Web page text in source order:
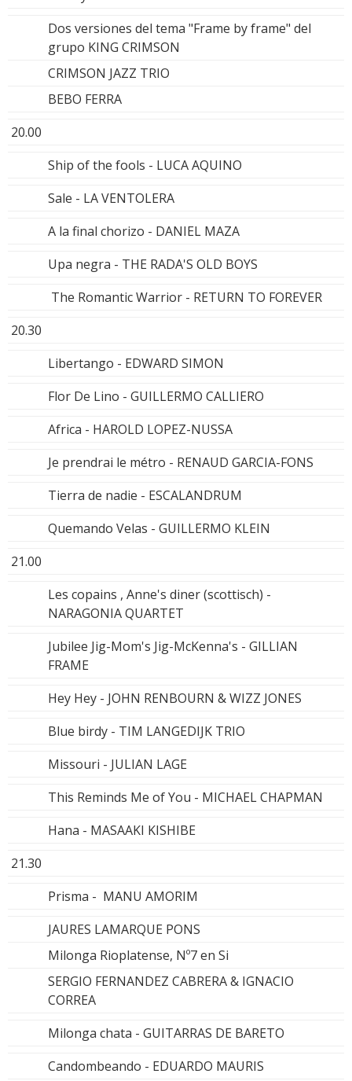
Dos versiones del tema "Frame by frame" del
grupo KING CRIMSON
CRIMSON JAZZ TRIO
BEBO FERRA
20.00
Ship of the fools - LUCA AQUINO
Sale - LA VENTOLERA
A la final chorizo - DANIEL MAZA
Upa negra - THE RADA'S OLD BOYS
The Romantic Warrior - RETURN TO FOREVER
20.30
Libertango - EDWARD SIMON
Flor De Lino - GUILLERMO CALLIERO
Africa - HAROLD LOPEZ-NUSSA
Je prendrai le métro - RENAUD GARCIA-FONS
Tierra de nadie - ESCALANDRUM
Quemando Velas - GUILLERMO KLEIN
21.00
Les copains , Anne's diner (scottisch) -
NARAGONIA QUARTET
Jubilee Jig-Mom's Jig-McKenna's - GILLIAN
FRAME
Hey Hey - JOHN RENBOURN & WIZZ JONES
Blue birdy - TIM LANGEDIJK TRIO
Missouri - JULIAN LAGE
This Reminds Me of You - MICHAEL CHAPMAN
Hana - MASAAKI KISHIBE
21.30
Prisma - MANU AMORIM
JAURES LAMARQUE PONS
Milonga Rioplatense, Nº7 en Si
SERGIO FERNANDEZ CABRERA & IGNACIO
CORREA
Milonga chata - GUITARRAS DE BARETO
Candombeando - EDUARDO MAURIS